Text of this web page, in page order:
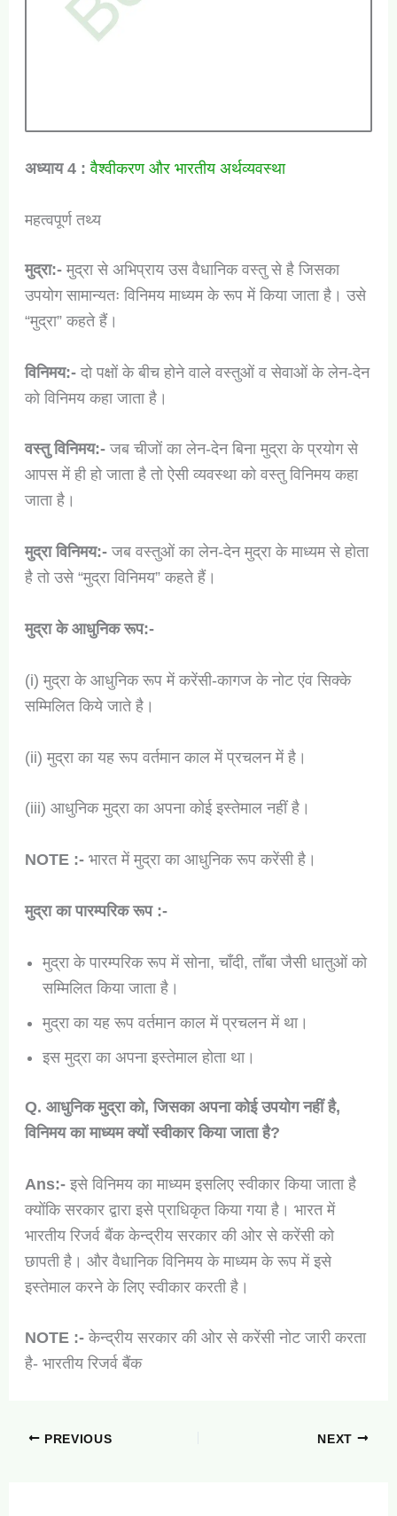
अध्याय 4 : वैश्वीकरण और भारतीय अर्थव्यवस्था
महत्वपूर्ण तथ्य
मुद्रा:-मुद्रा से अभिप्राय उस वैधानिक वस्तु से है जिसका
उपयोग सामान्यतः विनिमय माध्यम के रूप में किया जाता है। उसे
“मुद्रा” कहते हैं।
विनिमय:-दो पक्षों के बीच होने वाले वस्तुओं व सेवाओं के लेन-देन
को विनिमय कहा जाता है।
वस्तु विनिमय:-जब चीजों का लेन-देन बिना मुद्रा के प्रयोग से
आपस में ही हो जाता है तो ऐसी व्यवस्था को वस्तु विनिमय कहा
जाता है।
मुद्रा विनिमय:-जब वस्तुओं का लेन-देन मुद्रा के माध्यम से होता
है तो उसे “मुद्रा विनिमय” कहते हैं।
मुद्रा के आधुनिक रूप:-
(i) मुद्रा के आधुनिक रूप में करेंसी-कागज के नोट एंव सिक्के
सम्मिलित किये जाते है।
(ii) मुद्रा का यह रूप वर्तमान काल में प्रचलन में है।
(iii) आधुनिक मुद्रा का अपना कोई इस्तेमाल नहीं है।
NOTE :-भारत में मुद्रा का आधुनिक रूप करेंसी है।
मुद्रा का पारम्परिक रूप :-
मुद्रा के पारम्परिक रूप में सोना, चाँदी, ताँबा जैसी धातुओं को
सम्मिलित किया जाता है।
मुद्रा का यह रूप वर्तमान काल में प्रचलन में था।
इस मुद्रा का अपना इस्तेमाल होता था।
Q. आधुनिक मुद्रा को, जिसका अपना कोई उपयोग नहीं है,
विनिमय का माध्यम क्यों स्वीकार किया जाता है?
Ans:-इसे विनिमय का माध्यम इसलिए स्वीकार किया जाता है
क्योंकि सरकार द्वारा इसे प्राधिकृत किया गया है। भारत में
भारतीय रिजर्व बैंक केन्द्रीय सरकार की ओर से करेंसी को
छापती है। और वैधानिक विनिमय के माध्यम के रूप में इसे
इस्तेमाल करने के लिए स्वीकार करती है।
NOTE :-केन्द्रीय सरकार की ओर से करेंसी नोट जारी करता
है- भारतीय रिजर्व बैंक
PREVIOUS NEXT